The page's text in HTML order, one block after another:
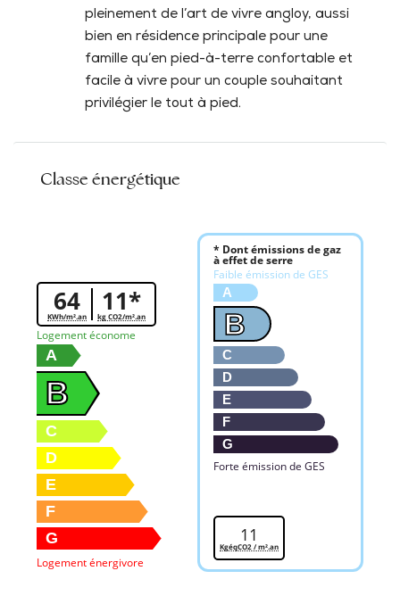
pleinement de l’art de vivre angloy, aussi
bien en résidence principale pour une
famille qu’en pied-à-terre confortable et
facile à vivre pour un couple souhaitant
privilégier le tout à pied.
Classe énergétique
64
KWh/m².an 11*
kg CO2/m².an
Logement économe
A
B
C
D
E
F
G
Logement énergivore
* Dont émissions de gaz
à effet de serre
Faible émission de GES
A
B
C
D
E
F
G
Forte émission de GES
11
KgéqCO2 / m².an